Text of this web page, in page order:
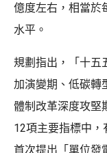
億度左右，相當於
水平。
規劃指出，「十五
加演變期、低碳轉
體制改革深度攻堅
12項主要指標中
首次提出「單位發